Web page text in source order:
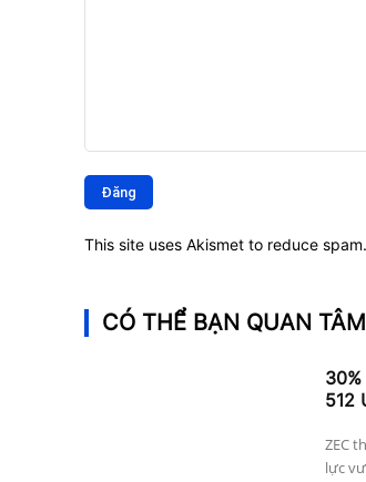
luận:
This site uses Akismet to reduce spam.
CÓ THỂ BẠN QUAN TÂM
512
ZEC
lực